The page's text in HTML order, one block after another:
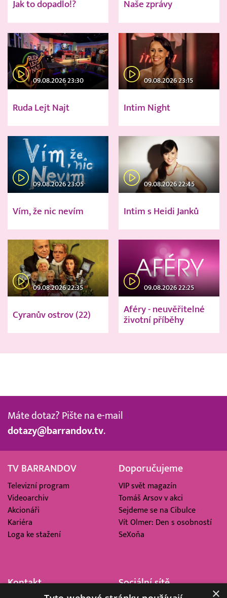
Jak to dopadlo!? Naše zprávy
09.08.2026 23:30
Ruda Lejt Najt
09.08.2026 23:15
Intim Night
09.08.2026 23:05
Vím, že nic nevím
09.08.2026 22:45
Intim s Heidi Janků
09.08.2026 22:35
Cyranův ostrov (22)
09.08.2026 22:25
Aféry - neuvěřitelné
životní příběhy
Máte dotaz? Pište na e-mail
dotazy@barrandov.tv.
TV BARRANDOV
Televizní program
Videoarchiv
Akcionáři
Kariéra
Loga ke stažení
Doporučujeme
VIP svět magazín
Tomáš Arsov v akci
Sejdeme se na Cibulce
Vít Olmer: Den s osobností
SeXoňa
Kontakt Sociální sítě
×